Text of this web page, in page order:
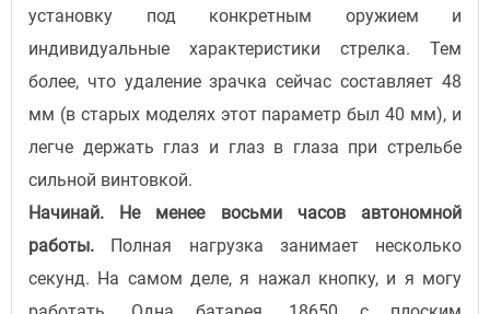
установку под конкретным оружием и
индивидуальные характеристики стрелка. Тем
более, что удаление зрачка сейчас составляет 48
мм (в старых моделях этот параметр был 40 мм), и
легче держать глаз и глаз в глаза при стрельбе
сильной винтовкой.
Начинай. Не менее восьми часов автономной
работы.
Полная нагрузка занимает несколько
секунд. На самом деле, я нажал кнопку, и я могу